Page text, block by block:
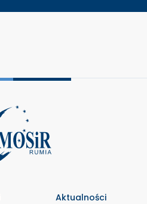
Aktualności